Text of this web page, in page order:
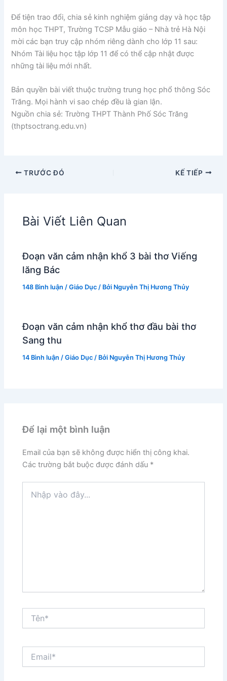
Để tiện trao đổi, chia sẻ kinh nghiệm giảng dạy và học tập
môn học THPT, Trường TCSP Mẫu giáo – Nhà trẻ Hà Nội
mời các bạn truy cập nhóm riêng dành cho lớp 11 sau:
Nhóm Tài liệu học tập lớp 11 để có thể cập nhật được
những tài liệu mới nhất.
Bản quyền bài viết thuộc trường trung học phổ thông Sóc
Trăng. Mọi hành vi sao chép đều là gian lận.
Nguồn chia sẻ: Trường THPT Thành Phố Sóc Trăng
(thptsoctrang.edu.vn)
TRƯỚC ĐÓ KẾ TIẾP
Bài Viết Liên Quan
Đoạn văn cảm nhận khổ 3 bài thơ Viếng
lăng Bác
148 Bình luận /Giáo Dục / Bởi Nguyễn Thị Hương Thủy
Đoạn văn cảm nhận khổ thơ đầu bài thơ
Sang thu
14 Bình luận /Giáo Dục / Bởi Nguyễn Thị Hương Thủy
Để lại một bình luận
Email của bạn sẽ không được hiển thị công khai.
Các trường bắt buộc được đánh dấu *
vào